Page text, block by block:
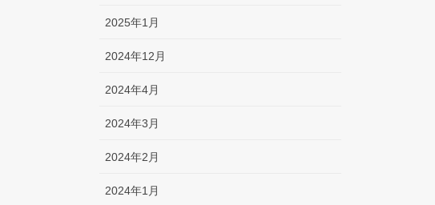
2025年1月
2024年12月
2024年4月
2024年3月
2024年2月
2024年1月